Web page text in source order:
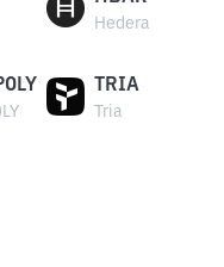
Hedera
TRIA
Tria